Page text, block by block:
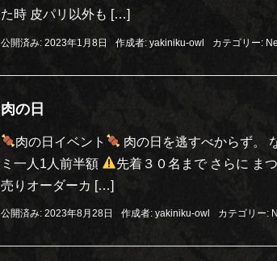
た時 皮パリ以外も […]
公開済み: 2023年1月8日 作成者: yakiniku-owl カテゴリー:
肉の日
肉の日イベント
肉の日を逃すべからず。
ミ一人1人前半額
先着３０名まで さらに ま
売りオーダーカ […]
公開済み: 2023年8月28日 作成者: yakiniku-owl カテゴリー: